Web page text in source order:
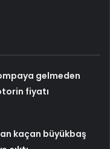
gelmeden
fiyatı
kaçan büyükbaş